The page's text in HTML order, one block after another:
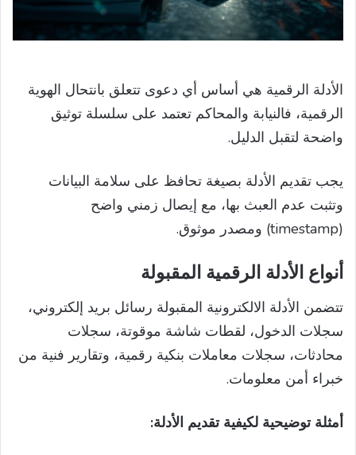
الأدلة الرقمية هي أساس أي دعوى تتعلق بانتحال الهوية
الرقمية، فالنيابة والمحاكم تعتمد على سلسلة توثيق
واضحة لتقبل الدليل.
يجب تقديم الأدلة بصيغة تحافظ على سلامة البيانات
وتثبت عدم العبث بها، مع إيصال زمني واضح
(timestamp) ومصدر موثوق.
أنواع الأدلة الرقمية المقبولة
تتضمن الأدلة الالكترونية المقبولة رسائل بريد إلكتروني،
سجلات الدخول، لقطات شاشة موقوتة، سجلات
محادثات، سجلات معاملات بنكية رقمية، وتقارير فنية من
خبراء أمن معلومات.
أمثلة توضيحية لكيفية تقديم الأدلة: